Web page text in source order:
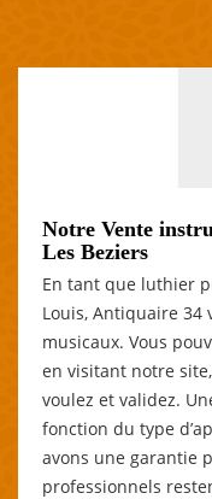
Notre Vente
Les Beziers
En tant que luthier
Louis, Antiquaire 34
musicaux. Vous
en visitant notre
voulez et validez.
fonction du type
avons une garantie
professionnels